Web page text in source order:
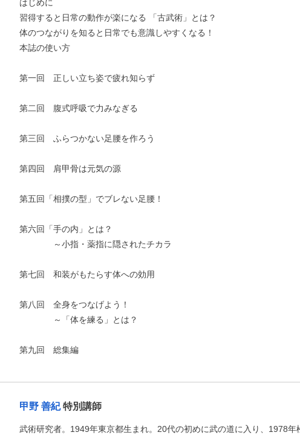
他にも商品を買う
はじめに
習得すると日常の動作が楽になる 「古武術」とは？
体のつながりを知ると日常でも意識しやすくなる！
本誌の使い方
第一回 正しい立ち姿で疲れ知らず
第二回 腹式呼吸で力みなぎる
第三回 ふらつかない足腰を作ろう
第四回 肩甲骨は元気の源
第五回「相撲の型」でブレない足腰！
第六回「手の内」とは？
～小指・薬指に隠されたチカラ
第七回 和装がもたらす体への効用
第八回 全身をつなげよう！
～「体を練る」とは？
第九回 総集編
甲野 善紀特別講師
武術研究者。1949年東京都生まれ。20代の初めに武の道に入り、1978年